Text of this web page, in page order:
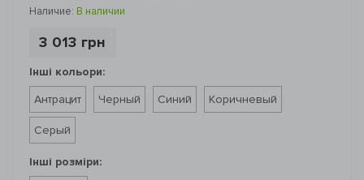
Наличие: В наличии
3 013 грн
Інші кольори:
Антрацит
Черный Синий Коричневый
Серый
Інші розміри: